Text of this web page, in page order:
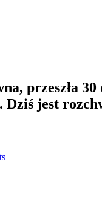
przeszła
Dziś jest